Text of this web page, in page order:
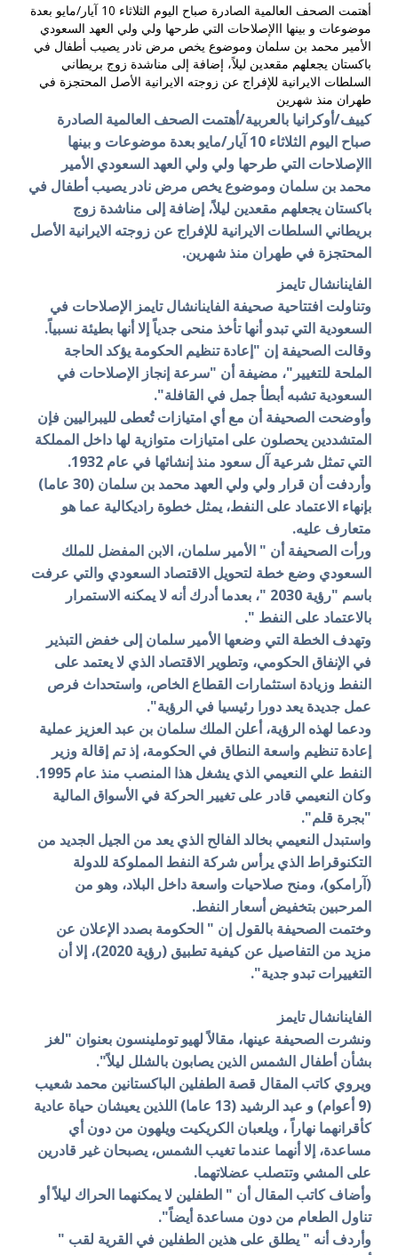
أهتمت الصحف العالمية الصادرة صباح اليوم الثلاثاء 10 آيار/مايو بعدة
موضوعات و بينها االإصلاحات التي طرحها ولي ولي العهد السعودي
الأمير محمد بن سلمان وموضوع يخص مرض نادر يصيب أطفال في
باكستان يجعلهم مقعدين ليلاً، إضافة إلى مناشدة زوج بريطاني
السلطات الايرانية للإفراج عن زوجته الايرانية الأصل المحتجزة في
طهران منذ شهرين
كييف/أوكرانيا بالعربية/أهتمت الصحف العالمية الصادرة
صباح اليوم الثلاثاء 10 آيار/مايو بعدة موضوعات و بينها
االإصلاحات التي طرحها ولي ولي العهد السعودي الأمير
محمد بن سلمان وموضوع يخص مرض نادر يصيب أطفال في
باكستان يجعلهم مقعدين ليلاً، إضافة إلى مناشدة زوج
بريطاني السلطات الايرانية للإفراج عن زوجته الايرانية الأصل
المحتجزة في طهران منذ شهرين.
الفاينانشال تايمز
وتناولت افتتاحية صحيفة الفاينانشال تايمز الإصلاحات في
السعودية التي تبدو أنها تأخذ منحى جدياً إلا أنها بطيئة نسبياً.
وقالت الصحيفة إن "إعادة تنظيم الحكومة يؤكد الحاجة
الملحة للتغيير"، مضيفة أن "سرعة إنجاز الإصلاحات في
السعودية تشبه أبطأ جمل في القافلة".
وأوضحت الصحيفة أن مع أي امتيازات تُعطى لليبراليين فإن
المتشددين يحصلون على امتيازات متوازية لها داخل المملكة
التي تمثل شرعية آل سعود منذ إنشائها في عام 1932.
وأردفت أن قرار ولي ولي العهد محمد بن سلمان (30 عاما)
بإنهاء الاعتماد على النفط، يمثل خطوة راديكالية عما هو
متعارف عليه.
ورأت الصحيفة أن " الأمير سلمان، الابن المفضل للملك
السعودي وضع خطة لتحويل الاقتصاد السعودي والتي عرفت
باسم "رؤية 2030 "، بعدما أدرك أنه لا يمكنه الاستمرار
بالاعتماد على النفط ".
وتهدف الخطة التي وضعها الأمير سلمان إلى خفض التبذير
في الإنفاق الحكومي، وتطوير الاقتصاد الذي لا يعتمد على
النفط وزيادة استثمارات القطاع الخاص، واستحداث فرص
عمل جديدة يعد دورا رئيسيا في الرؤية".
ودعما لهذه الرؤية، أعلن الملك سلمان بن عبد العزيز عملية
إعادة تنظيم واسعة النطاق في الحكومة، إذ تم إقالة وزير
النفط علي النعيمي الذي يشغل هذا المنصب منذ عام 1995.
وكان النعيمي قادر على تغيير الحركة في الأسواق المالية
"بجرة قلم".
واستبدل النعيمي بخالد الفالح الذي يعد من الجيل الجديد من
التكنوقراط الذي يرأس شركة النفط المملوكة للدولة
(آرامكو)، ومنح صلاحيات واسعة داخل البلاد، وهو من
المرحبين بتخفيض أسعار النفط.
وختمت الصحيفة بالقول إن " الحكومة بصدد الإعلان عن
مزيد من التفاصيل عن كيفية تطبيق (رؤية 2020)، إلا أن
التغييرات تبدو جدية".
الفاينانشال تايمز
ونشرت الصحيفة عينها، مقالاً لهيو توملينسون بعنوان "لغز
بشأن أطفال الشمس الذين يصابون بالشلل ليلاً".
ويروي كاتب المقال قصة الطفلين الباكستانين محمد شعيب
(9 أعوام) و عبد الرشيد (13 عاما) اللذين يعيشان حياة عادية
كأقرانهما نهاراً ، ويلعبان الكريكيت ويلهون من دون أي
مساعدة، إلا أنهما عندما تغيب الشمس، يصبحان غير قادرين
على المشي وتتصلب عضلاتهما.
وأضاف كاتب المقال أن " الطفلين لا يمكنهما الحراك ليلاً أو
تناول الطعام من دون مساعدة أيضاً".
وأردف أنه " يطلق على هذين الطفلين في القرية لقب "